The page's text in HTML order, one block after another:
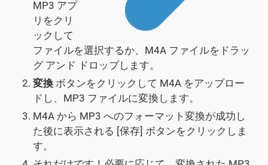
MP3 アプ
リをクリ
ックして
ファイルを選択するか、M4A ファイルをドラッ
グ アンド ドロップします。
変換 ボタンをクリックして M4A をアップロー
ドし、MP3 ファイルに変換します。
M4A から MP3 へのフォーマット変換が成功し
た後に表示される [保存] ボタンをクリックしま
す。